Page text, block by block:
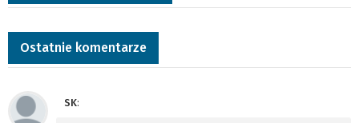
Ostatnie komentarze
SK: